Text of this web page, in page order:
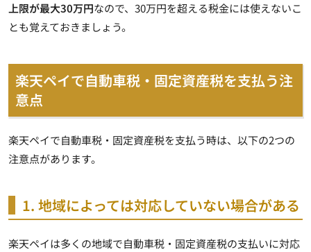
上限が最大30万円なので、30万円を超える税金には使えないこ
とも覚えておきましょう。
楽天ペイで自動車税・固定資産税を支払う注
意点
楽天ペイで自動車税・固定資産税を支払う時は、以下の2つの
注意点があります。
1. 地域によっては対応していない場合がある
楽天ペイは多くの地域で自動車税・固定資産税の支払いに対応